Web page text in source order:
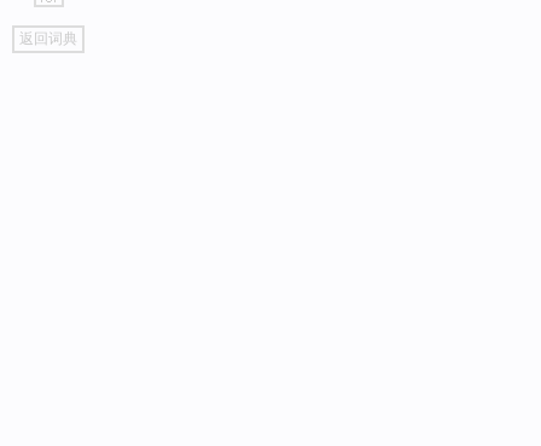
go
top
返回词典